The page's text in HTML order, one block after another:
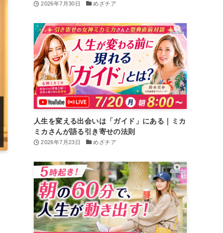
2026年7月30日 めざチア
人生を変える出会いは「ガイド」にある｜ミカ
ミカさんが語る引き寄せの法則
2026年7月23日 めざチア